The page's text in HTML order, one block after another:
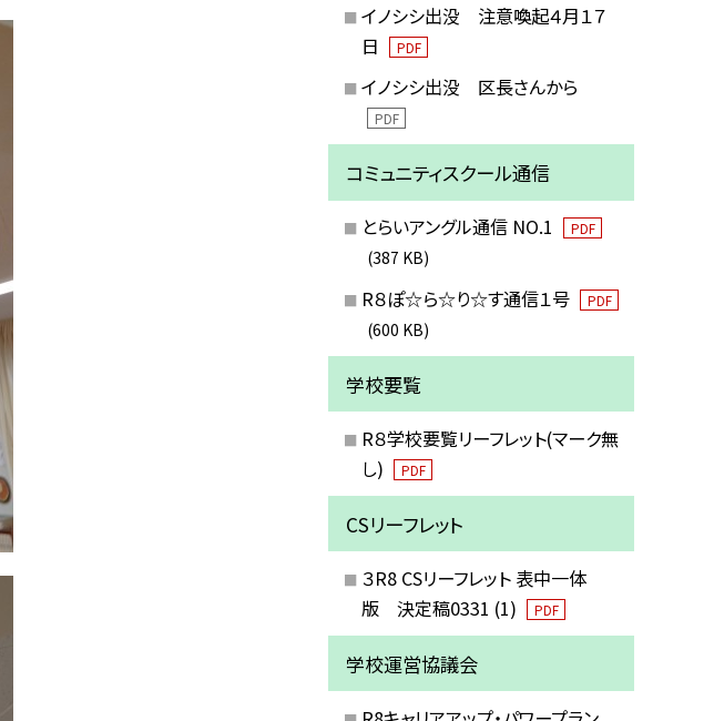
イノシシ出没 注意喚起４月１７
日
PDF
イノシシ出没 区長さんから
PDF
コミュニティスクール通信
とらいアングル通信 NO.1 PDF
(387 KB)
R８ぽ☆ら☆り☆す通信１号 PDF
(600 KB)
学校要覧
R８学校要覧リーフレット(マーク無
し)
PDF
CSリーフレット
３R8 CSリーフレット 表中一体
版 決定稿0331 (1)
PDF
学校運営協議会